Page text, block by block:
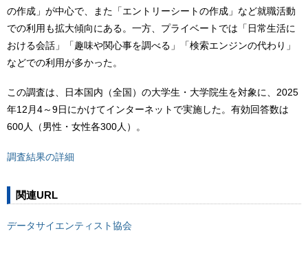
の作成」が中心で、また「エントリーシートの作成」など就職活動
での利用も拡大傾向にある。一方、プライベートでは「日常生活に
おける会話」「趣味や関心事を調べる」「検索エンジンの代わり」
などでの利用が多かった。
この調査は、日本国内（全国）の大学生・大学院生を対象に、2025
年12月4～9日にかけてインターネットで実施した。有効回答数は
600人（男性・女性各300人）。
調査結果の詳細
関連URL
データサイエンティスト協会